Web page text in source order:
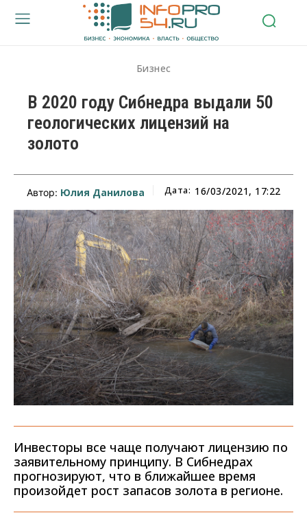
Бизнес
В 2020 году Сибнедра выдали 50
геологических лицензий на
золото
Автор: Юлия Данилова Дата: 16/03/2021, 17:22
Инвесторы все чаще получают лицензию по
заявительному принципу. В Сибнедрах
прогнозируют, что в ближайшее время
произойдет рост запасов золота в регионе.